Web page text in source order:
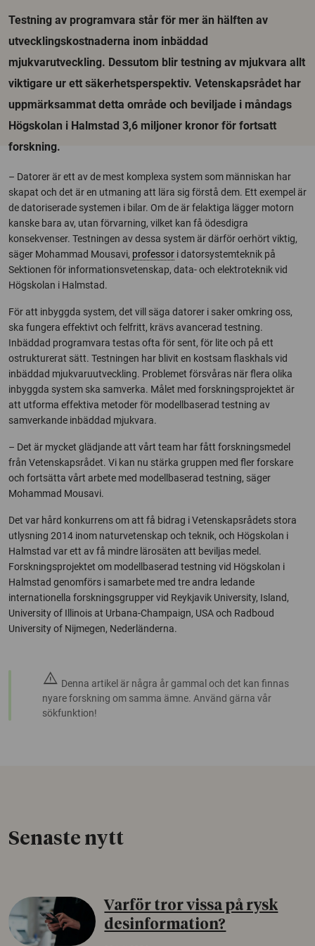
Testning av programvara står för mer än hälften av
utvecklingskostnaderna inom inbäddad
mjukvarutveckling. Dessutom blir testning av mjukvara allt
viktigare ur ett säkerhetsperspektiv. Vetenskapsrådet har
uppmärksammat detta område och beviljade i måndags
Högskolan i Halmstad 3,6 miljoner kronor för fortsatt
forskning.
– Datorer är ett av de mest komplexa system som människan har
skapat och det är en utmaning att lära sig förstå dem. Ett exempel är
de datoriserade systemen i bilar. Om de är felaktiga lägger motorn
kanske bara av, utan förvarning, vilket kan få ödesdigra
konsekvenser. Testningen av dessa system är därför oerhört viktig,
säger Mohammad Mousavi, professor i datorsystemteknik på
Sektionen för informationsvetenskap, data- och elektroteknik vid
Högskolan i Halmstad.
För att inbyggda system, det vill säga datorer i saker omkring oss,
ska fungera effektivt och felfritt, krävs avancerad testning.
Inbäddad programvara testas ofta för sent, för lite och på ett
ostrukturerat sätt. Testningen har blivit en kostsam flaskhals vid
inbäddad mjukvaruutveckling. Problemet försvåras när flera olika
inbyggda system ska samverka. Målet med forskningsprojektet är
att utforma effektiva metoder för modellbaserad testning av
samverkande inbäddad mjukvara.
– Det är mycket glädjande att vårt team har fått forskningsmedel
från Vetenskapsrådet. Vi kan nu stärka gruppen med fler forskare
och fortsätta vårt arbete med modellbaserad testning, säger
Mohammad Mousavi.
Det var hård konkurrens om att få bidrag i Vetenskapsrådets stora
utlysning 2014 inom naturvetenskap och teknik, och Högskolan i
Halmstad var ett av få mindre lärosäten att beviljas medel.
Forskningsprojektet om modellbaserad testning vid Högskolan i
Halmstad genomförs i samarbete med tre andra ledande
internationella forskningsgrupper vid Reykjavik University, Island,
University of Illinois at Urbana-Champaign, USA och Radboud
University of Nijmegen, Nederländerna.
warning Denna artikel är några år gammal och det kan finnas
nyare forskning om samma ämne. Använd gärna vår
sökfunktion!
Senaste nytt
Varför tror vissa på rysk
desinformation?